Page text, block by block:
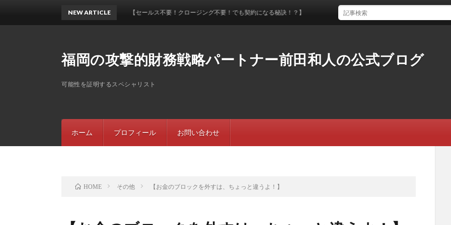
福岡の攻撃的財務戦略パートナー前田和人の公式ブログ
可能性を証明するスペシャリスト
ホーム プロフィール お問い合わせ
NEW ARTICLE【セールス不要！クロージング不要！でも契約になる秘訣！？】
HOME その他 【お金のブロックを外すは、ちょっと違うよ！】